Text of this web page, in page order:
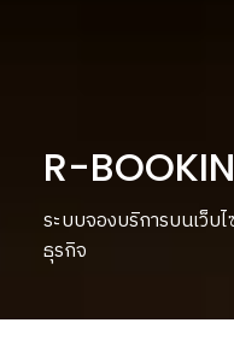
R-
ระบบจองบริการบนเว็บ
ธุรกิจ